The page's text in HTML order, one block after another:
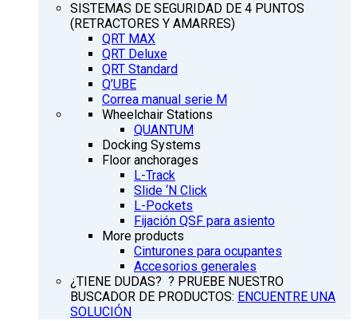
SISTEMAS DE SEGURIDAD DE 4 PUNTOS
(RETRACTORES Y AMARRES)
QRT MAX
QRT Deluxe
QRT Standard
Q’UBE
Correa manual serie M
Wheelchair Stations
QUANTUM
Docking Systems
Floor anchorages
L-Track
Slide ‘N Click
L-Pockets
Fijación QSF para asiento
More products
Cinturones para ocupantes
Accesorios generales
¿TIENE DUDAS? ? PRUEBE NUESTRO
BUSCADOR DE PRODUCTOS: ENCUENTRE UNA
SOLUCIÓN